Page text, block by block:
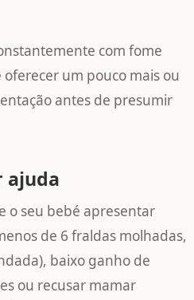
com fome
um pouco mais ou
antes de presumir
ajuda
o seu bebé apresentar
de 6 fraldas molhadas,
baixo ganho de
ou recusar mamar